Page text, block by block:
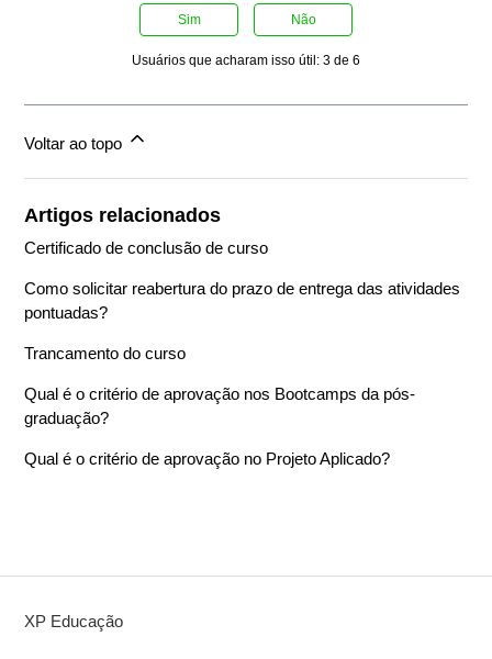
Sim Não
Usuários que acharam isso útil: 3 de 6
Voltar ao topo
Artigos relacionados
Certificado de conclusão de curso
Como solicitar reabertura do prazo de entrega das atividades
pontuadas?
Trancamento do curso
Qual é o critério de aprovação nos Bootcamps da pós-
graduação?
Qual é o critério de aprovação no Projeto Aplicado?
XP Educação